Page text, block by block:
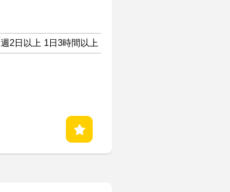
週2日以上 1日3時間以上